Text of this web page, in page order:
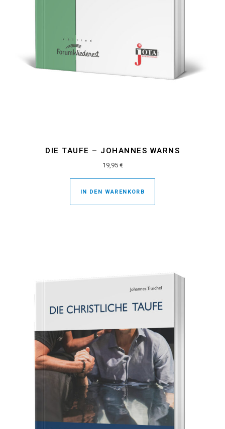
DIE TAUFE – JOHANNES WARNS
19,95 €
IN DEN WARENKORB